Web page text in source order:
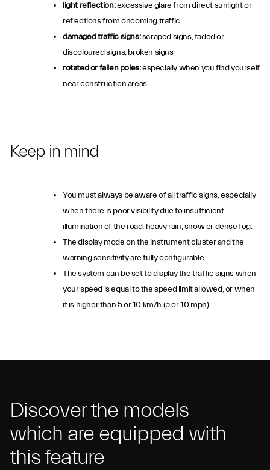
light reflection:excessive glare from direct sunlight or
reflections from oncoming traffic
damaged traffic signs:scraped signs, faded or
discoloured signs, broken signs
rotated or fallen poles:especially when you find yourself
near construction areas
Keep in mind
You must always be aware of all traffic signs, especially
when there is poor visibility due to insufficient
illumination of the road, heavy rain, snow or dense fog.
The display mode on the instrument cluster and the
warning sensitivity are fully configurable.
The system can be set to display the traffic signs when
your speed is equal to the speed limit allowed, or when
it is higher than 5 or 10 km/h (5 or 10 mph).
Discover the models
which are equipped with
this feature